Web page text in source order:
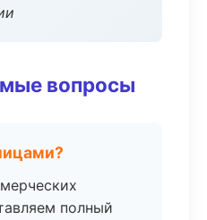
вопросы
полный